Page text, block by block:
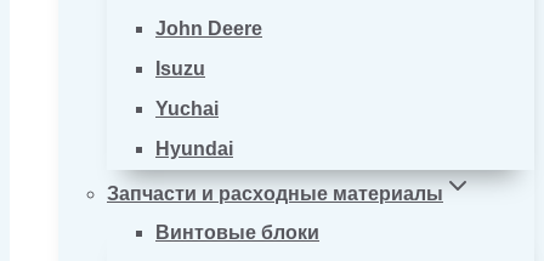
John Deere
Isuzu
Yuchai
Hyundai
Запчасти и расходные материалы
Винтовые блоки